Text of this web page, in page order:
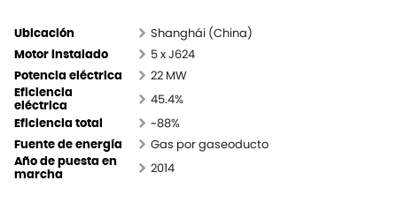
Ubicación Shanghái (China)
Motor instalado 5 x J624
Potencia eléctrica 22 MW
Eficiencia
eléctrica
45.4%
Eficiencia total ~88%
Fuente de energía Gas por gaseoducto
Año de puesta en
marcha
2014